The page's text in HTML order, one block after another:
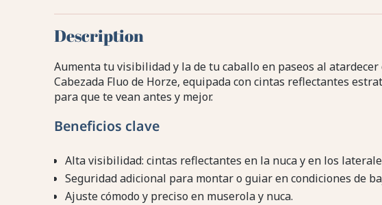
Description
Aumenta tu visibilidad y la de tu caballo en paseos al atardecer
Cabezada Fluo de Horze, equipada con cintas reflectantes
para que te vean antes y mejor.
Beneficios clave
Alta visibilidad: cintas reflectantes en la nuca y en los
Seguridad adicional para montar o guiar en condiciones de
Ajuste cómodo y preciso en muserola y nuca.